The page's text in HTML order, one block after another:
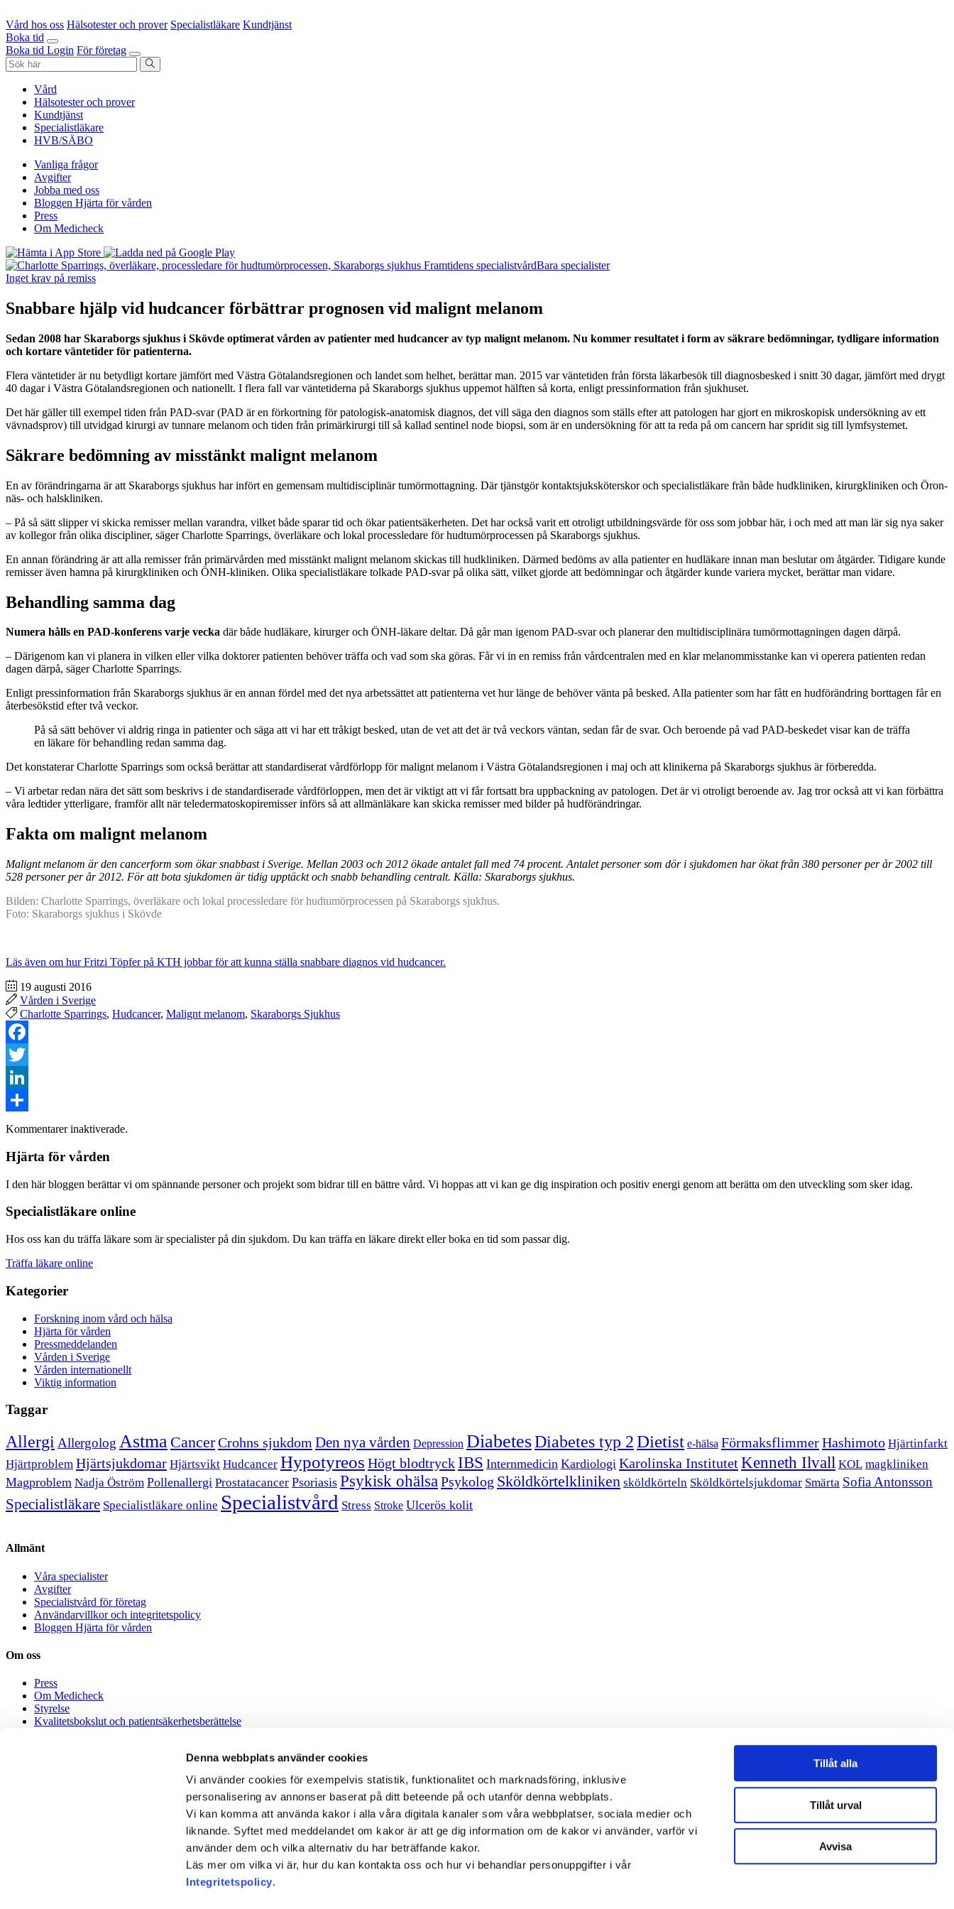
Denna webbplats använder cookies
Vi använder cookies för exempelvis statistik, funktionalitet och marknadsföring, inklusive
personalisering av annonser baserat på ditt beteende på och utanför denna webbplats.
Vi kan komma att använda kakor i alla våra digitala kanaler som våra webbplatser, sociala medier och
liknande. Syftet med meddelandet om kakor är att ge dig information om de kakor vi använder, varför vi
använder dem och vilka alternativ du har beträffande kakor.
Läs mer om vilka vi är, hur du kan kontakta oss och hur vi behandlar personuppgifter i vår
Integritetspolicy.
Tillåt alla
Tillåt urval
Avvisa
Vård hos oss Hälsotester och prover Specialistläkare Kundtjänst
Boka tid
Boka tid Login För företag
Vård
Hälsotester och prover
Kundtjänst
Specialistläkare
HVB/SÄBO
Vanliga frågor
Avgifter
Jobba med oss
Bloggen Hjärta för vården
Press
Om Medicheck
Framtidens specialistvårdBara specialister
Inget krav på remiss
Snabbare hjälp vid hudcancer förbättrar prognosen vid malignt melanom
Sedan 2008 har Skaraborgs sjukhus i Skövde optimerat vården av patienter med hudcancer av typ malignt melanom. Nu kommer resultatet i form av säkrare bedömningar, tydligare information
och kortare väntetider för patienterna.
Flera väntetider är nu betydligt kortare jämfört med Västra Götalandsregionen och landet som helhet, berättar man. 2015 var väntetiden från första läkarbesök till diagnosbesked i snitt 30 dagar, jämfört med drygt
40 dagar i Västra Götalandsregionen och nationellt. I flera fall var väntetiderna på Skaraborgs sjukhus uppemot hälften så korta, enligt pressinformation från sjukhuset.
Det här gäller till exempel tiden från PAD-svar (PAD är en förkortning för patologisk-anatomisk diagnos, det vill säga den diagnos som ställs efter att patologen har gjort en mikroskopisk undersökning av ett
vävnadsprov) till utvidgad kirurgi av tunnare melanom och tiden från primärkirurgi till så kallad sentinel node biopsi, som är en undersökning för att ta reda på om cancern har spridit sig till lymfsystemet.
Säkrare bedömning av misstänkt malignt melanom
En av förändringarna är att Skaraborgs sjukhus har infört en gemensam multidisciplinär tumörmottagning. Där tjänstgör kontaktsjuksköterskor och specialistläkare från både hudkliniken, kirurgkliniken och Öron-
näs- och halskliniken.
– På så sätt slipper vi skicka remisser mellan varandra, vilket både sparar tid och ökar patientsäkerheten. Det har också varit ett otroligt utbildningsvärde för oss som jobbar här, i och med att man lär sig nya saker
av kollegor från olika discipliner, säger Charlotte Sparrings, överläkare och lokal processledare för hudtumörprocessen på Skaraborgs sjukhus.
En annan förändring är att alla remisser från primärvården med misstänkt malignt melanom skickas till hudkliniken. Därmed bedöms av alla patienter en hudläkare innan man beslutar om åtgärder. Tidigare kunde
remisser även hamna på kirurgkliniken och ÖNH-kliniken. Olika specialistläkare tolkade PAD-svar på olika sätt, vilket gjorde att bedömningar och åtgärder kunde variera mycket, berättar man vidare.
Behandling samma dag
Numera hålls en PAD-konferens varje vecka där både hudläkare, kirurger och ÖNH-läkare deltar. Då går man igenom PAD-svar och planerar den multidisciplinära tumörmottagningen dagen därpå.
– Därigenom kan vi planera in vilken eller vilka doktorer patienten behöver träffa och vad som ska göras. Får vi in en remiss från vårdcentralen med en klar melanommisstanke kan vi operera patienten redan
dagen därpå, säger Charlotte Sparrings.
Enligt pressinformation från Skaraborgs sjukhus är en annan fördel med det nya arbetssättet att patienterna vet hur länge de behöver vänta på besked. Alla patienter som har fått en hudförändring borttagen får en
återbesökstid efter två veckor.
På så sätt behöver vi aldrig ringa in patienter och säga att vi har ett tråkigt besked, utan de vet att det är två veckors väntan, sedan får de svar. Och beroende på vad PAD-beskedet visar kan de träffa
en läkare för behandling redan samma dag.
Det konstaterar Charlotte Sparrings som också berättar att standardiserat vårdförlopp för malignt melanom i Västra Götalandsregionen i maj och att klinikerna på Skaraborgs sjukhus är förberedda.
– Vi arbetar redan nära det sätt som beskrivs i de standardiserade vårdförloppen, men det är viktigt att vi får fortsatt bra uppbackning av patologen. Det är vi otroligt beroende av. Jag tror också att vi kan förbättra
våra ledtider ytterligare, framför allt när teledermatoskopiremisser införs så att allmänläkare kan skicka remisser med bilder på hudförändringar.
Fakta om malignt melanom
Malignt melanom är den cancerform som ökar snabbast i Sverige. Mellan 2003 och 2012 ökade antalet fall med 74 procent. Antalet personer som dör i sjukdomen har ökat från 380 personer per år 2002 till
528 personer per år 2012. För att bota sjukdomen är tidig upptäckt och snabb behandling centralt. Källa: Skaraborgs sjukhus.
Bilden: Charlotte Sparrings, överläkare och lokal processledare för hudtumörprocessen på Skaraborgs sjukhus.
Foto: Skaraborgs sjukhus i Skövde
Läs även om hur Fritzi Töpfer på KTH jobbar för att kunna ställa snabbare diagnos vid hudcancer.
19 augusti 2016
Vården i Sverige
Charlotte Sparrings, Hudcancer, Malignt melanom, Skaraborgs Sjukhus
Facebook
Twitter
LinkedIn
Dela
Kommentarer inaktiverade.
Hjärta för vården
I den här bloggen berättar vi om spännande personer och projekt som bidrar till en bättre vård. Vi hoppas att vi kan ge dig inspiration och positiv energi genom att berätta om den utveckling som sker idag.
Specialistläkare online
Hos oss kan du träffa läkare som är specialister på din sjukdom. Du kan träffa en läkare direkt eller boka en tid som passar dig.
Träffa läkare online
Kategorier
Forskning inom vård och hälsa
Hjärta för vården
Pressmeddelanden
Vården i Sverige
Vården internationellt
Viktig information
Taggar
Allergi Allergolog Astma CancerCrohns sjukdom Den nya vården Depression DiabetesDiabetes typ 2Dietist e-hälsa FörmaksflimmerHashimoto Hjärtinfarkt
Hjärtproblem Hjärtsjukdomar Hjärtsvikt Hudcancer Hypotyreos Högt blodtryckIBS Internmedicin Kardiologi Karolinska InstitutetKenneth Ilvall KOL magkliniken
Magproblem Nadja Öström Pollenallergi Prostatacancer Psoriasis Psykisk ohälsaPsykolog Sköldkörtelkliniken sköldkörteln Sköldkörtelsjukdomar Smärta Sofia Antonsson
Specialistläkare Specialistläkare online Specialistvård Stress Stroke Ulcerös kolit
Allmänt
Våra specialister
Avgifter
Specialistvård för företag
Användarvillkor och integritetspolicy
Bloggen Hjärta för vården
Om oss
Press
Om Medicheck
Styrelse
Kvalitetsbokslut och patientsäkerhetsberättelse
English and multi lingual speaking doctors